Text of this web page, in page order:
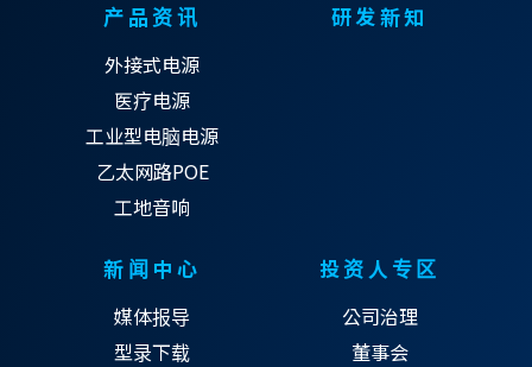
产品资讯
外接式电源
医疗电源
工业型电脑电源
乙太网路POE
工地音响
研发新知
新闻中心
媒体报导
型录下载
投资人专区
公司治理
董事会